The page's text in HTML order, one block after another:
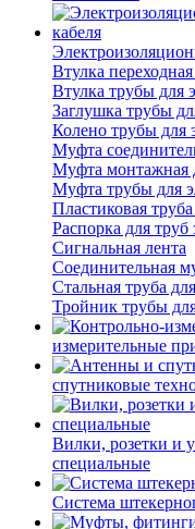
Втулка
Втулка трубы для
Заглушка трубы
Колено трубы для
Муфта
Муфта монтажная
Муфта трубы для
Пластиковая
Распорка для
Сигнальная лента
Соединительная
Стальная труба
Тройник трубы
измерительные
спутниковые
Вилки, розетки и
специальные
Система